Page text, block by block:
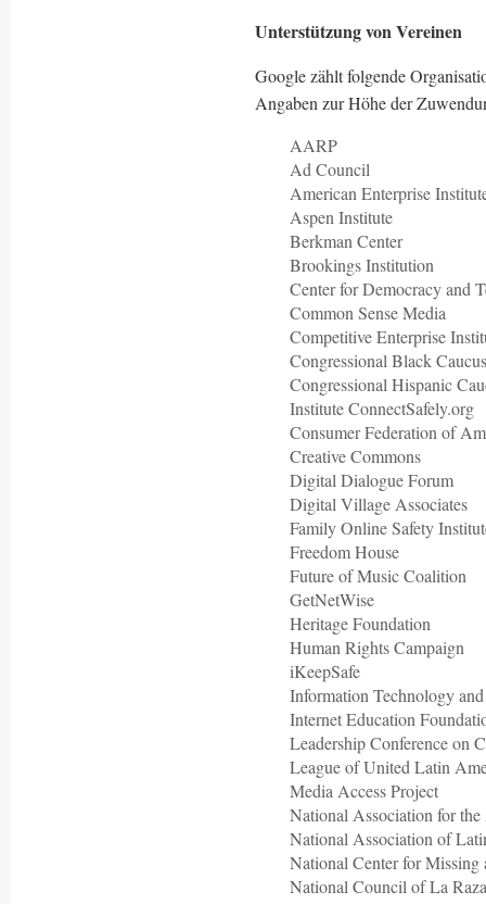
Unterstützung von Vereinen
Google zählt folgende
Angaben zur Höhe der
AARP
Ad Council
American Enterprise
Aspen Institute
Berkman Center
Brookings Institution
Center for Democracy and
Common Sense Media
Competitive Enterprise
Congressional Black
Congressional Hispanic
Institute ConnectSafely.org
Consumer Federation of
Creative Commons
Digital Dialogue Forum
Digital Village Associates
Family Online Safety
Freedom House
Future of Music Coalition
GetNetWise
Heritage Foundation
Human Rights Campaign
iKeepSafe
Information Technology
Internet Education
Leadership Conference on
League of United Latin
Media Access Project
National Association for
National Association of
National Center for
National Council of La Raza